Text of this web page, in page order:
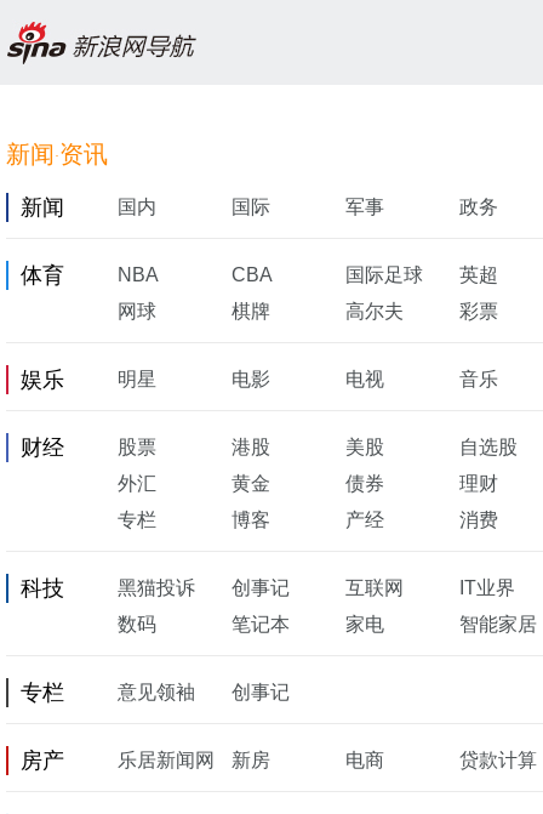
新闻 ·资讯
新闻 国内 国际 军事 政务
体育 NBA CBA 国际足球
英超
网球
棋牌 高尔夫 彩票
娱乐 明星 电影 电视 音乐
财经 股票 港股 美股
自选股
外汇
黄金 债券
理财
专栏
博客 产经 消费
科技 黑猫投诉 创事记 互联网
IT业界
数码
笔记本 家电 智能家居
专栏 意见领袖 创事记
房产 乐居新闻网 新房 电商 贷款计算